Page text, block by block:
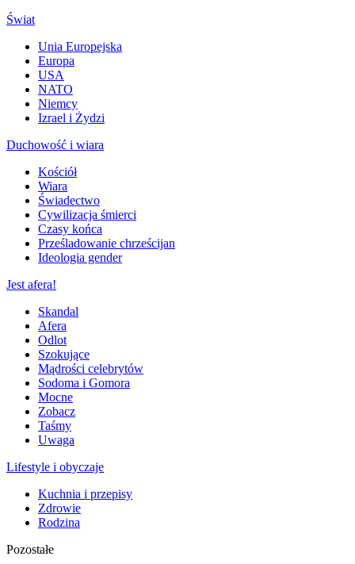
Świat
Unia Europejska
Europa
USA
NATO
Niemcy
Izrael i Żydzi
Duchowość i wiara
Kościół
Wiara
Świadectwo
Cywilizacja śmierci
Czasy końca
Prześladowanie chrześcijan
Ideologia gender
Jest afera!
Skandal
Afera
Odlot
Szokujące
Mądrości celebrytów
Sodoma i Gomora
Mocne
Zobacz
Taśmy
Uwaga
Lifestyle i obyczaje
Kuchnia i przepisy
Zdrowie
Rodzina
Pozostałe